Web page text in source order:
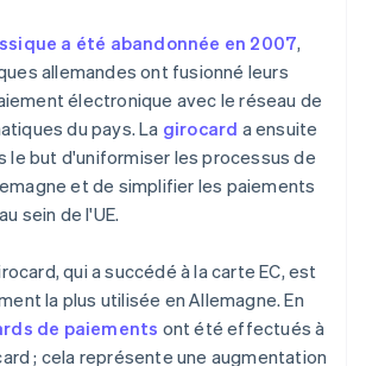
a été abandonnée en 2007,
allemandes ont fusionné leurs
électronique avec le réseau de
du pays. La girocard a ensuite
le but d'uniformiser les processus de
et de simplifier les paiements
sein de l'UE.
qui a succédé à la carte EC, est
la plus utilisée en Allemagne. En
de paiements ont été effectués à
; cela représente une augmentation